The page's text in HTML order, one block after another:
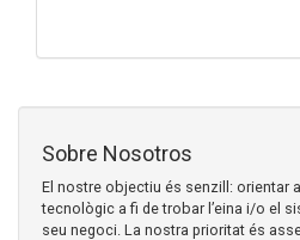
Sobre Nosotros
El nostre objectiu és senzill: orientar
tecnològic a fi de trobar l’eina i/o el
seu negoci. La nostra prioritat és